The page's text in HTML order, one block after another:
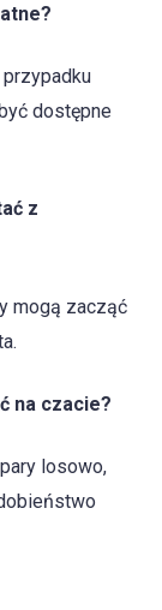
przypadku
dostępne
z
mogą zacząć
na czacie?
losowo,